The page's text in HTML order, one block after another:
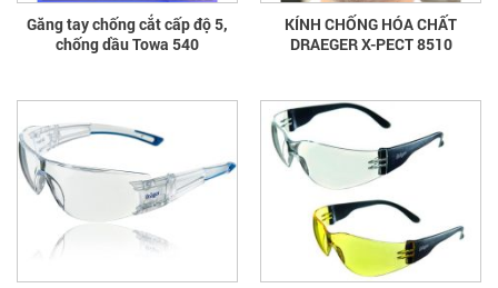
Găng tay chống cắt cấp độ 5,
chống dầu Towa 540
KÍNH CHỐNG HÓA CHẤT
DRAEGER X-PECT 8510